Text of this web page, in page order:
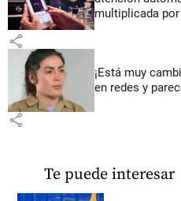
multiplicada
share
¡Está muy
en redes y
share
Te puede interesar